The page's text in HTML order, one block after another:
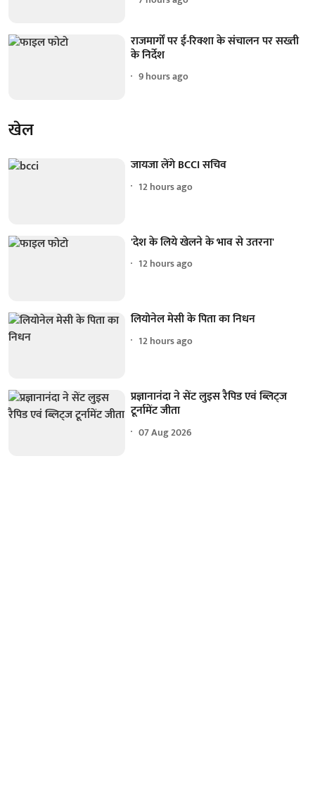
राजमार्गों पर ई-रिक्शा के संचालन पर सख्ती
के निर्देश
9 hours ago
खेल
जायजा लेंगे BCCI सचिव
12 hours ago
'देश के लिये खेलने के भाव से उतरना'
12 hours ago
लियोनेल मेसी के पिता का निधन
12 hours ago
प्रज्ञानानंदा ने सेंट लुइस रैपिड एवं ब्लिट्ज
टूर्नामेंट जीता
07 Aug 2026